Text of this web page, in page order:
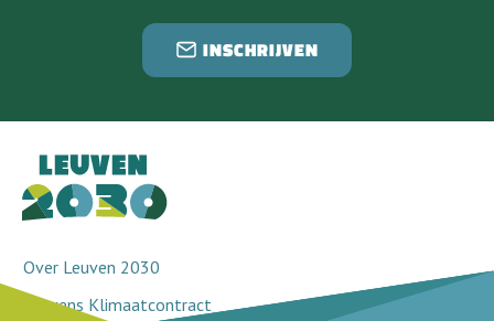
INSCHRIJVEN
Over Leuven 2030
Leuvens Klimaatcontract